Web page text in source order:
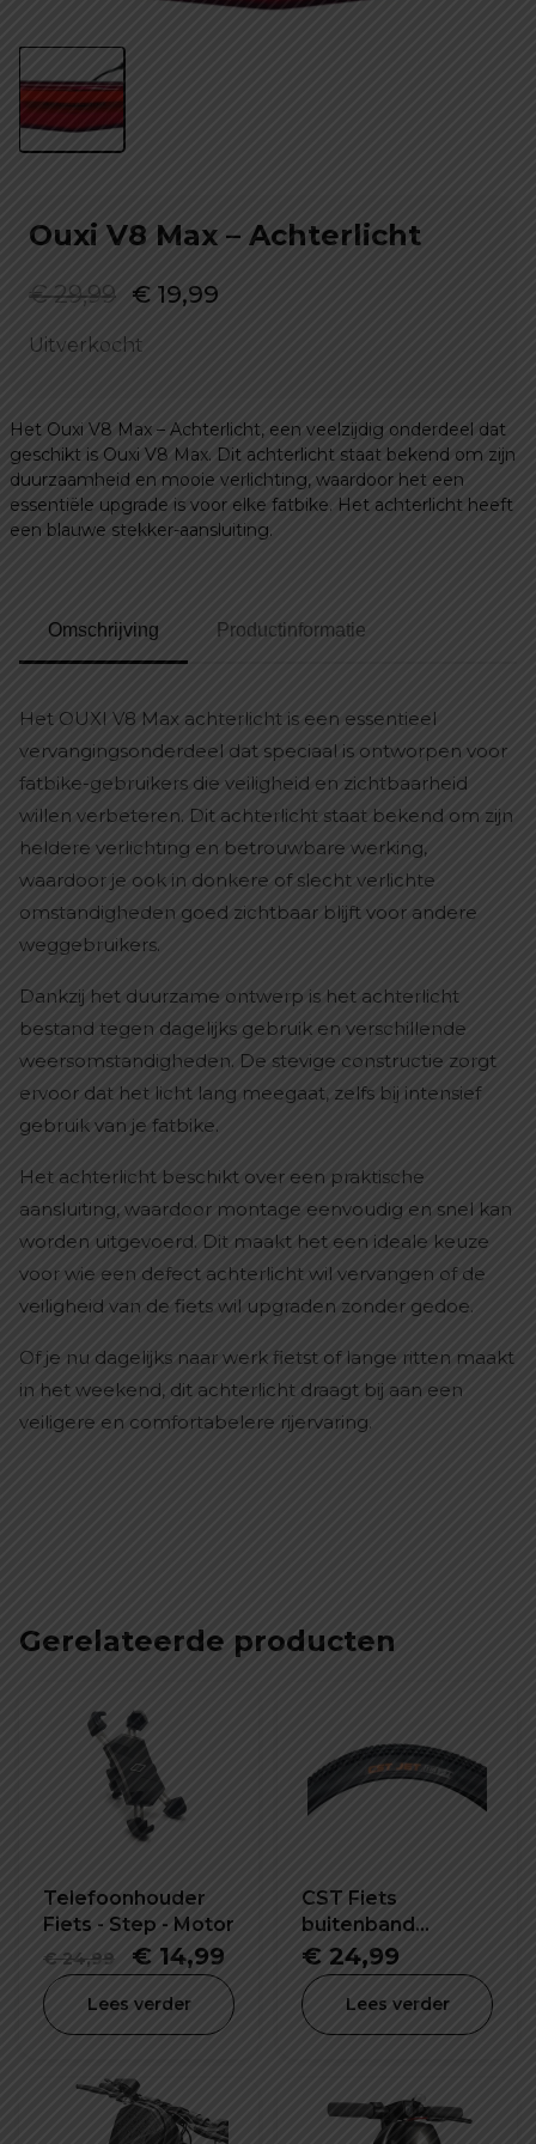
Ouxi V8 Max – Achterlicht
€29,99 Oorspronkelijke
€ 19,99
Uitverkocht
Het Ouxi V8 Max – Achterlicht, een veelzijdig onderdeel dat
geschikt is Ouxi V8 Max. Dit achterlicht staat bekend om zijn
duurzaamheid en mooie verlichting, waardoor het een
essentiële upgrade is voor elke fatbike. Het achterlicht heeft
een blauwe stekker-aansluiting.
Omschrijving Productinformatie
Het OUXI V8 Max achterlicht is een essentieel
vervangingsonderdeel dat speciaal is ontworpen voor
fatbike-gebruikers die veiligheid en zichtbaarheid
willen verbeteren. Dit achterlicht staat bekend om zijn
heldere verlichting en betrouwbare werking,
waardoor je ook in donkere of slecht verlichte
omstandigheden goed zichtbaar blijft voor andere
weggebruikers.
Dankzij het duurzame ontwerp is het achterlicht
bestand tegen dagelijks gebruik en verschillende
weersomstandigheden. De stevige constructie zorgt
ervoor dat het licht lang meegaat, zelfs bij intensief
gebruik van je fatbike.
Het achterlicht beschikt over een praktische
aansluiting, waardoor montage eenvoudig en snel kan
worden uitgevoerd. Dit maakt het een ideale keuze
voor wie een defect achterlicht wil vervangen of de
veiligheid van de fiets wil upgraden zonder gedoe.
Of je nu dagelijks naar werk fietst of lange ritten maakt
in het weekend, dit achterlicht draagt bij aan een
veiligere en comfortabelere rijervaring.
Gerelateerde producten
Telefoonhouder
Fiets - Step - Motor
€24,99
Oorspronkelijke
prijs
was:
€ 14,99 Huidige
prijs
is:
Lees verder
CST Fiets
buitenband
26x1.95 inch C1820
€ 24,99
Lees verder